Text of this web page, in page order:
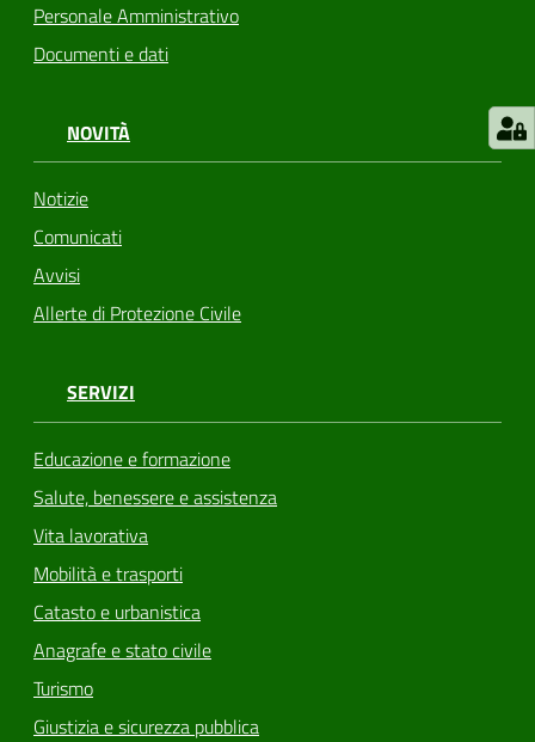
Personale Amministrativo
Documenti e dati
NOVITÀ
Notizie
Comunicati
Avvisi
Allerte di Protezione Civile
SERVIZI
Educazione e formazione
Salute, benessere e assistenza
Vita lavorativa
Mobilità e trasporti
Catasto e urbanistica
Anagrafe e stato civile
Turismo
Giustizia e sicurezza pubblica